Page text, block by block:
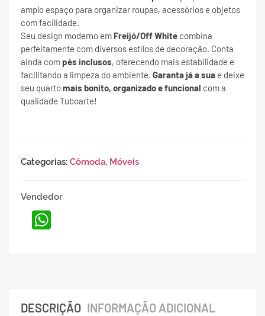
amplo espaço para organizar roupas, acessórios e objetos
com facilidade.
Seu design moderno em Freijó/Off White combina
perfeitamente com diversos estilos de decoração. Conta
ainda compés inclusos, oferecendo mais estabilidade e
facilitando a limpeza do ambiente. Garanta já a sua e deixe
seu quartomais bonito, organizado e funcional com a
qualidade Tuboarte!
Categorias: Cômoda, Móveis
Vendedor
DESCRIÇÃO INFORMAÇÃO ADICIONAL